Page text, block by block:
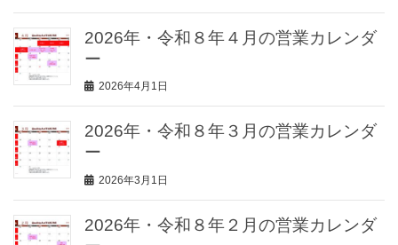
2026年・令和８年４月の営業カレンダ
ー
2026年4月1日
2026年・令和８年３月の営業カレンダ
ー
2026年3月1日
2026年・令和８年２月の営業カレンダ